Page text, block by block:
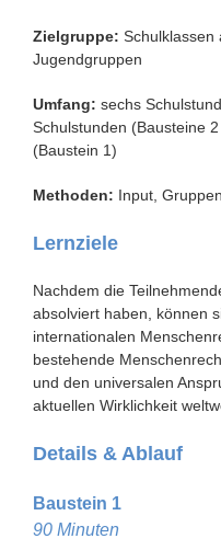
Zielgruppe: Schulklassen
Jugendgruppen
Umfang: sechs
Schulstunden (Bausteine
(Baustein 1)
Methoden: Input,
Lernziele
Nachdem die
absolviert haben, können
internationalen
bestehende
und den universalen
aktuellen Wirklichkeit
Details & Ablauf
Baustein 1
90 Minuten